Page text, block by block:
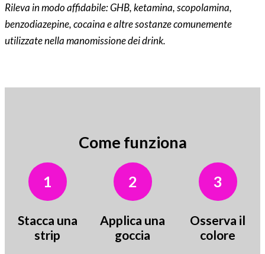
Rileva in modo affidabile: GHB, ketamina, scopolamina,
benzodiazepine, cocaina e altre sostanze comunemente
utilizzate nella manomissione dei drink.
Come funziona
1
Stacca una
strip
2
Applica una
goccia
3
Osserva il
colore